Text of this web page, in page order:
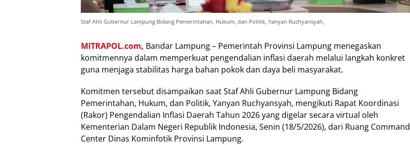
Staf Ahli Gubernur Lampung Bidang Pemerintahan, Hukum, dan Politik, Yanyan Ruchyansyah,
MITRAPOL.com, Bandar Lampung – Pemerintah Provinsi Lampung menegaskan
komitmennya dalam memperkuat pengendalian inflasi daerah melalui langkah konkret
guna menjaga stabilitas harga bahan pokok dan daya beli masyarakat.
Komitmen tersebut disampaikan saat Staf Ahli Gubernur Lampung Bidang
Pemerintahan, Hukum, dan Politik, Yanyan Ruchyansyah, mengikuti Rapat Koordinasi
(Rakor) Pengendalian Inflasi Daerah Tahun 2026 yang digelar secara virtual oleh
Kementerian Dalam Negeri Republik Indonesia, Senin (18/5/2026), dari Ruang Command
Center Dinas Kominfotik Provinsi Lampung.